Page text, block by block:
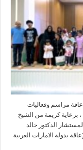
مراسم وفعاليات
مبادرة “حقيبة رناد” في موسمها الرابع لعام 2026 ، برعاية كريمة من الشيخ
الدكتور خالد
بدولة الامارات العربية